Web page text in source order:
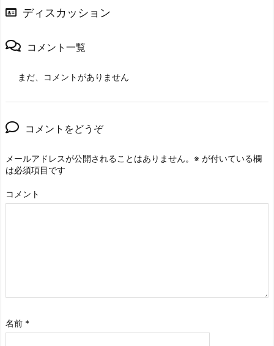
ディスカッション
コメント一覧
まだ、コメントがありません
コメントをどうぞ
メールアドレスが公開されることはありません。 ※ が付いている欄
は必須項目です
コメント
名前 *